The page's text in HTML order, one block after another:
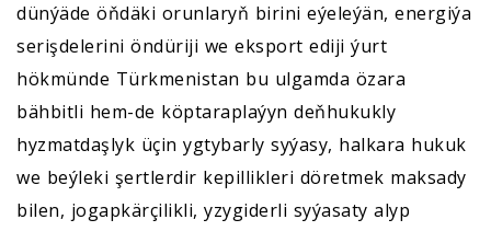
dünýäde öňdäki orunlaryň birini eýeleýän, energiýa
serişdelerini öndüriji we eksport ediji ýurt
hökmünde Türkmenistan bu ulgamda özara
bähbitli hem-de köptaraplaýyn deňhukukly
hyzmatdaşlyk üçin ygtybarly syýasy, halkara hukuk
we beýleki şertlerdir kepillikleri döretmek maksady
bilen, jogapkärçilikli, yzygiderli syýasaty alyp